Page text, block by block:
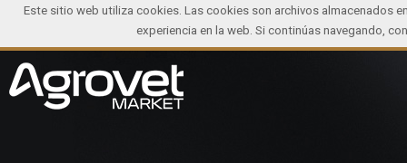
Este sitio web utiliza cookies. Las cookies son archivos almacenados
experiencia en la web. Si continúas navegando,